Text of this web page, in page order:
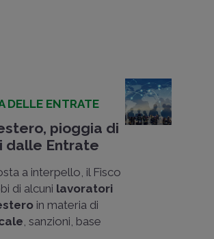
DELLE ENTRATE
pioggia di
dalle Entrate
a interpello, il Fisco
di alcuni lavoratori
in materia di
, sanzioni, base